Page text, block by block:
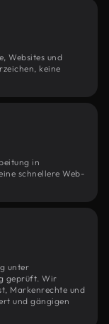
Websites und
keine
in
schnellere Web-
unter
geprüft. Wir
Markenrechte und
und gängigen